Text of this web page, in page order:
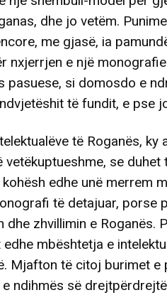
dhe jo vetëm.
me gjasë, ia
nxjerrjen e një
pasuese, si domosdo e
të fundit, e pse
të Roganës,
se duhet
edhe unë merrem
të detajuar, porse
dhe zhvillimin e Roganës.
mbështetja e
Mjafton të citoj burimet e
ndihmës së